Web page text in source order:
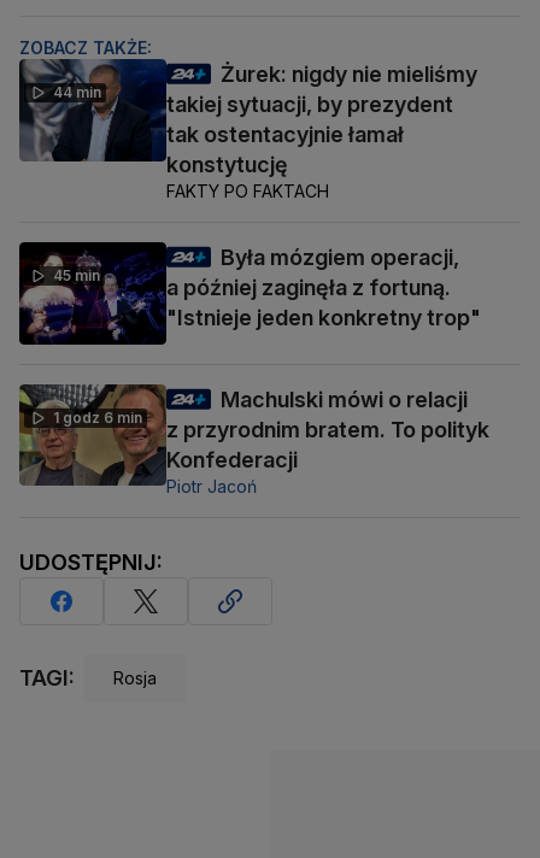
ZOBACZ TAKŻE:
44 min
Żurek: nigdy nie mieliśmy
takiej sytuacji, by prezydent
tak ostentacyjnie łamał
konstytucję
FAKTY PO FAKTACH
45 min
Była mózgiem operacji,
a później zaginęła z fortuną.
"Istnieje jeden konkretny trop"
1 godz 6 min
Machulski mówi o relacji
z przyrodnim bratem. To polityk
Konfederacji
Piotr Jacoń
UDOSTĘPNIJ:
TAGI: Rosja